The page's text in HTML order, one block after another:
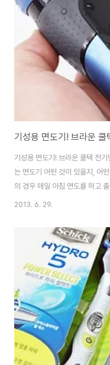
가능한 필립스 센소터치 3D
스 센소터치 3D 면도기
로운 얼굴의 굴곡..
기성용 면도기! 브라운 쿨
기성용 면도기! 브라운 쿨텍 전
는 면도기 어떤 것이 있을지, 어
의 경우 매일 아침 면도를 하고
처가 많이나서 피를 많이 봤던 기
겨 깔끔한 면도는 커녕 피부에
이번에 소개해드릴 기성용 면
빈틈없는 면도와 함께 혁신적
피부트러블이나 피를 보지 않
세계 최초 혁신적 쿨링 기술을 도
2013. 6. 29.